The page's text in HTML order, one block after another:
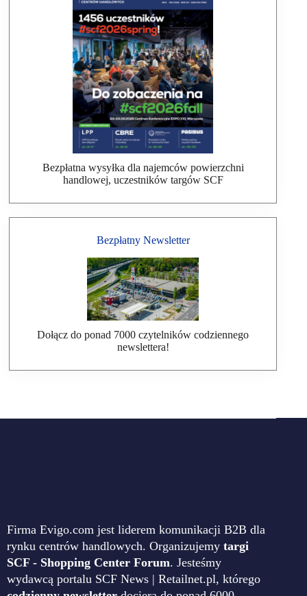
Bezpłatna wysyłka dla najemców powierzchni
handlowej, uczestników targów SCF
Bezpłatny Newsletter
Dołącz do ponad 7000 czytelników codziennego
newslettera!
Firma Evigo.com jest liderem komunikacji B2B dla
rynku centrów handlowych. Organizujemy targi
SCF - Shopping Center Forum. Jesteśmy
wydawcą portalu SCF News | Retailnet.pl, którego